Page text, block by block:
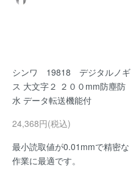
シンワ 19818 デジタルノギ
ス 大文字２ ２００mm防塵防
水 データ転送機能付
24,368円(税込)
最小読取値が0.01mmで精密な
作業に最適です。